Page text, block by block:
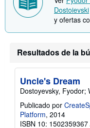
Dostoievski
y ofertas
Resultados de la
Uncle's Dream
Dostoyevsky, Fyodor;
Publicado por
Platform, 2014
ISBN 10: 1502359367